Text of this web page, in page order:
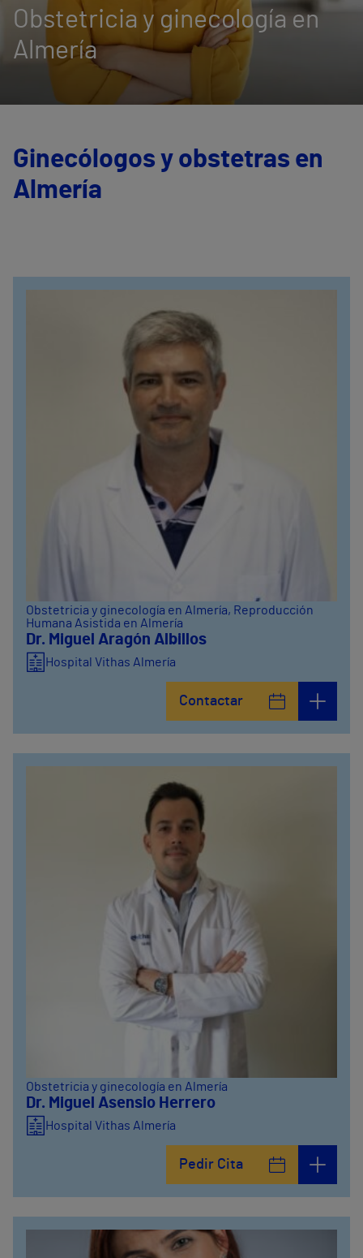
Obstetricia y ginecología en
Almería
Ginecólogos y obstetras en
Almería
Obstetricia y ginecología en Almería, Reproducción
Humana Asistida en Almería
Dr. Miguel Aragón Albillos
Hospital Vithas Almería
Contactar
Obstetricia y ginecología en Almería
Dr. Miguel Asensio Herrero
Hospital Vithas Almería
Pedir Cita